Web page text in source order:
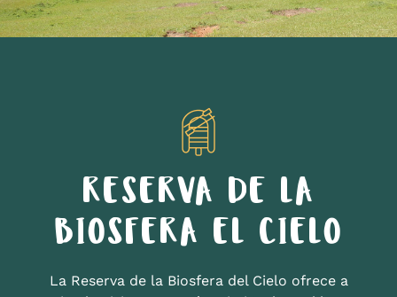
RESERVA DE LA
BIOSFERA EL CIELO
La Reserva de la Biosfera del Cielo ofrece a